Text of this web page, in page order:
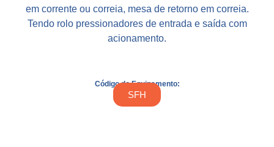
em corrente ou correia, mesa de retorno em correia.
Tendo rolo pressionadores de entrada e saída com
acionamento.
Código do Equipamento:
SFH